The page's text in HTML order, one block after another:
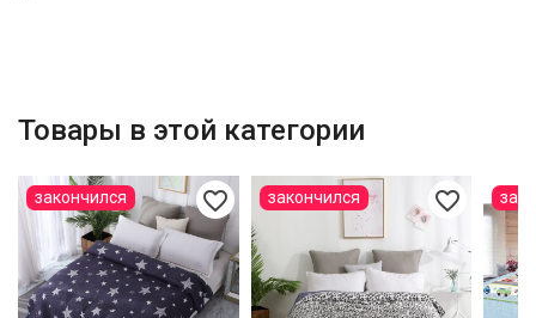
Товары в этой категории
favorite_border
закончился favorite_border
закончился